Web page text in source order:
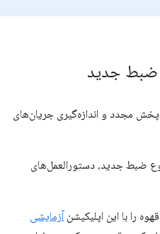
ضبط جدید
مجدد و اندازه‌گیری جریان‌های
ضبط جدید، دستورالعمل‌های
را با این اپلیکیشن آزمایشی